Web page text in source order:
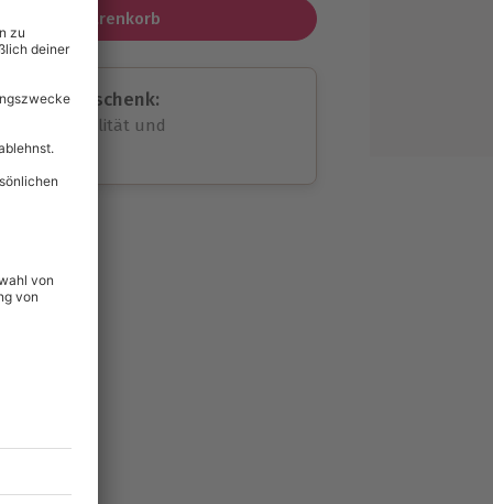
In den Warenkorb
Geschenk:
volle Flexibilität und
für alle Erlebnisse